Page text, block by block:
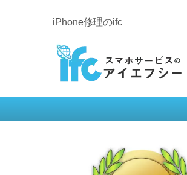
iPhone修理のifc